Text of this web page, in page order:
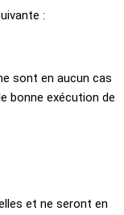
:
sont en aucun cas
bonne exécution de
et ne seront en